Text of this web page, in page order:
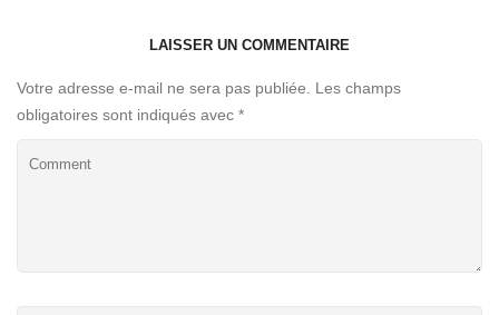
LAISSER UN COMMENTAIRE
Votre adresse e-mail ne sera pas publiée.
Les champs
obligatoires sont indiqués avec *